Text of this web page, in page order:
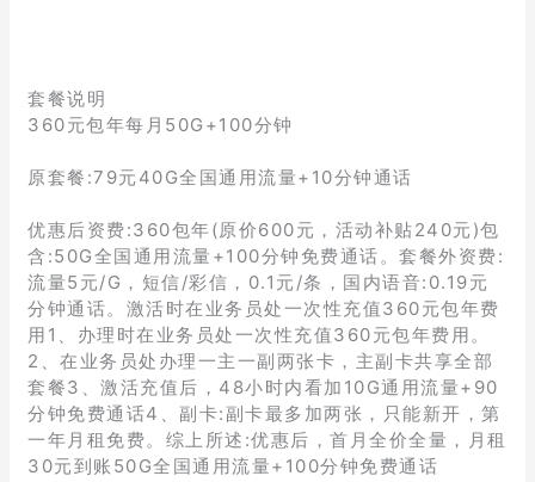
套餐说明
360元包年每月50G+100分钟
原套餐:79元40G全国通用流量+10分钟通话
优惠后资费:360包年(原价600元，活动补贴240元)包
含:50G全国通用流量+100分钟免费通话。套餐外资费:
流量5元/G，短信/彩信，0.1元/条，国内语音:0.19元
分钟通话。激活时在业务员处一次性充值360元包年费
用1、办理时在业务员处一次性充值360元包年费用。
2、在业务员处办理一主一副两张卡，主副卡共享全部
套餐3、激活充值后，48小时内看加10G通用流量+90
分钟免费通话4、副卡:副卡最多加两张，只能新开，第
一年月租免费。综上所述:优惠后，首月全价全量，月租
30元到账50G全国通用流量+100分钟免费通话